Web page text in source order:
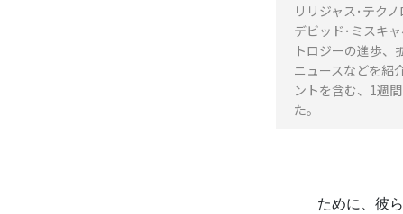
リリジャス･テク
デビッド･ミスキ
トロジーの進歩、
ニュースなどを紹
ントを含む、1週
た。
ために、彼